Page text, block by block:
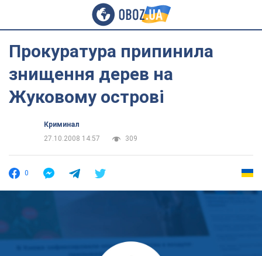
Прокуратура припинила
знищення дерев на
Жуковому острові
Криминал
27.10.2008 14:57
309
0